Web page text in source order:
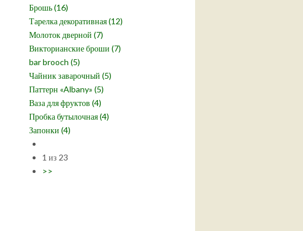
Брошь (16)
Тарелка декоративная (12)
Молоток дверной (7)
Викторианские броши (7)
bar brooch (5)
Чайник заварочный (5)
Паттерн «Albany» (5)
Ваза для фруктов (4)
Пробка бутылочная (4)
Запонки (4)
1 из 23
>>